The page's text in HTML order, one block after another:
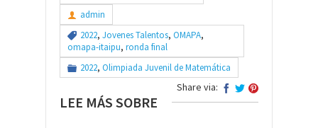
admin
2022, Jovenes Talentos, OMAPA,
omapa-itaipu, ronda final
2022, Olimpiada Juvenil de Matemática
Share via:
LEE MÁS SOBRE